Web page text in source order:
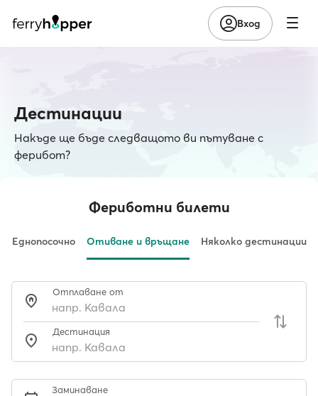
Вход
Дестинации
Накъде ще бъде следващото ви пътуване с
ферибот?
Фериботни билети
Еднопосочно Отиване и връщане Няколко дестинации
Отплаване от
Дестинация
Заминаване